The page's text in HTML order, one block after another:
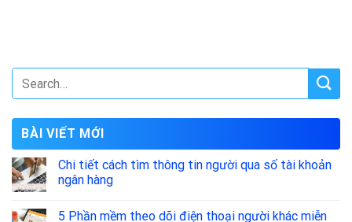
BÀI VIẾT MỚI
Chi tiết cách tìm thông tin người qua số tài khoản
ngân hàng
5 Phần mềm theo dõi điện thoại người khác miễn